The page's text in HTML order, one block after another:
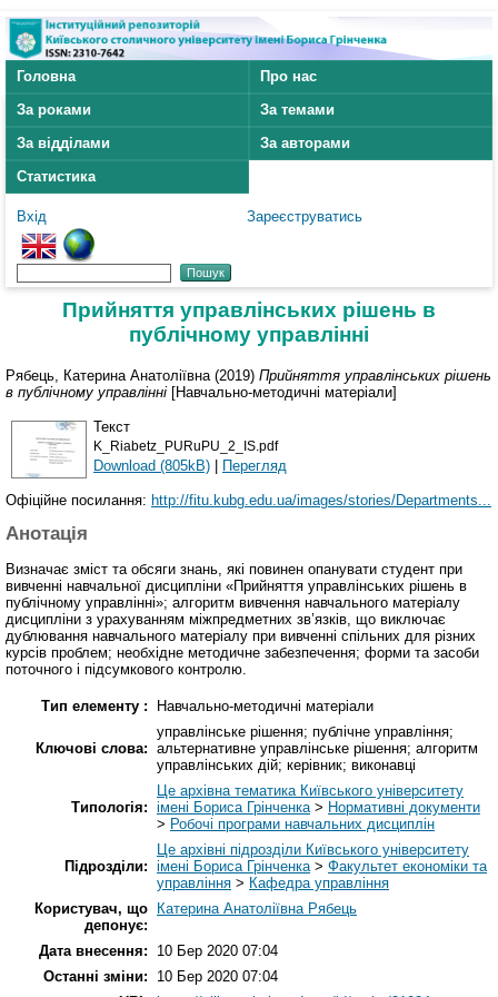
Головна
Про нас
За роками
За темами
За відділами
За авторами
Статистика
Вхід Зареєструватись
Прийняття управлінських рішень в
публічному управлінні
Рябець, Катерина Анатоліївна (2019) Прийняття управлінських рішень
в публічному управлінні [Навчально-методичні матеріали]
Текст
K_Riabetz_PURuPU_2_IS.pdf
Download (805kB) | Перегляд
Офіційне посилання: http://fitu.kubg.edu.ua/images/stories/Departments...
Анотація
Визначає зміст та обсяги знань, які повинен опанувати студент при
вивченні навчальної дисципліни «Прийняття управлінських рішень в
публічному управлінні»; алгоритм вивчення навчального матеріалу
дисципліни з урахуванням міжпредметних зв’язків, що виключає
дублювання навчального матеріалу при вивченні спільних для різних
курсів проблем; необхідне методичне забезпечення; форми та засоби
поточного і підсумкового контролю.
Тип елементу : Навчально-методичні матеріали
Ключові слова:
управлінське рішення; публічне управління;
альтернативне управлінське рішення; алгоритм
управлінських дій; керівник; виконавці
Типологія:
Це архівна тематика Київського університету
імені Бориса Грінченка> Нормативні документи
> Робочі програми навчальних дисциплін
Підрозділи:
Це архівні підрозділи Київського університету
імені Бориса Грінченка> Факультет економіки та
управління > Кафедра управління
Користувач, що
депонує:
Катерина Анатоліївна Рябець
Дата внесення:
10 Бер 2020 07:04
Останні зміни:
10 Бер 2020 07:04